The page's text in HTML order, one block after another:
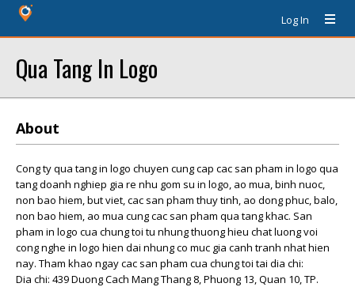
Log In
Qua Tang In Logo
About
Cong ty qua tang in logo chuyen cung cap cac san pham in logo qua
tang doanh nghiep gia re nhu gom su in logo, ao mua, binh nuoc,
non bao hiem, but viet, cac san pham thuy tinh, ao dong phuc, balo,
non bao hiem, ao mua cung cac san pham qua tang khac. San
pham in logo cua chung toi tu nhung thuong hieu chat luong voi
cong nghe in logo hien dai nhung co muc gia canh tranh nhat hien
nay. Tham khao ngay cac san pham cua chung toi tai dia chi:
Dia chi: 439 Duong Cach Mang Thang 8, Phuong 13, Quan 10, TP.